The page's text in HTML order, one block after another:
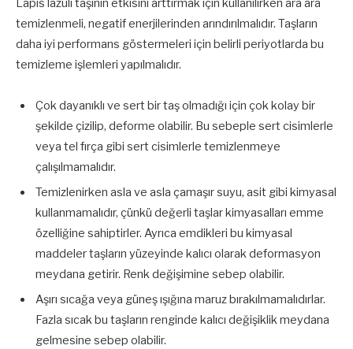
Lapis lazuli taşının etkisini arttırmak için kullanılırken ara ara
temizlenmeli, negatif enerjilerinden arındırılmalıdır. Taşların
daha iyi performans göstermeleri için belirli periyotlarda bu
temizleme işlemleri yapılmalıdır.
Çok dayanıklı ve sert bir taş olmadığı için çok kolay bir
şekilde çizilip, deforme olabilir. Bu sebeple sert cisimlerle
veya tel fırça gibi sert cisimlerle temizlenmeye
çalışılmamalıdır.
Temizlenirken asla ve asla çamaşır suyu, asit gibi kimyasal
kullanmamalıdır, çünkü değerli taşlar kimyasalları emme
özelliğine sahiptirler. Ayrıca emdikleri bu kimyasal
maddeler taşların yüzeyinde kalıcı olarak deformasyon
meydana getirir. Renk değişimine sebep olabilir.
Aşırı sıcağa veya güneş ışığına maruz bırakılmamalıdırlar.
Fazla sıcak bu taşların renginde kalıcı değişiklik meydana
gelmesine sebep olabilir.